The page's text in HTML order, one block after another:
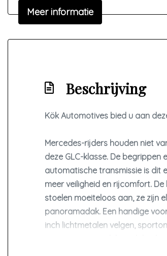
Koplampen adaptief
Led koplampen
Metaalkleur
Panoramadak
Park distance control
Parkeer assistent
Parkeersensor voor en
Ruitensproeiers/
Sportonderstel
Meer informatie
Beschrijving
Kök Automotives bied u aan
Mercedes-rijders houden niet
deze GLC-klasse. De
automatische transmissie is dit
meer veiligheid en rijcomfort.
stoelen moeiteloos aan, ze zijn
panoramadak. Een handige
inch lichtmetalen velgen,